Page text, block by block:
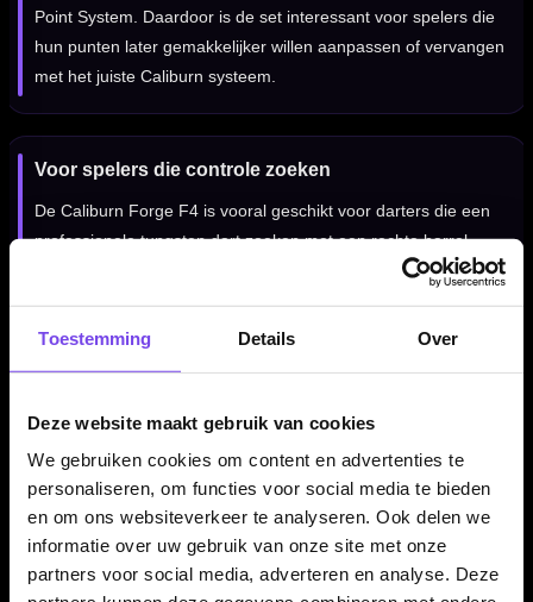
Toestemming Details Over
Deze website maakt gebruik van cookies
We gebruiken cookies om content en advertenties te
personaliseren, om functies voor social media te bieden
en om ons websiteverkeer te analyseren. Ook delen we
informatie over uw gebruik van onze site met onze
partners voor social media, adverteren en analyse. Deze
Point System. Daardoor is de set interessant voor spelers die
hun punten later gemakkelijker willen aanpassen of vervangen
met het juiste Caliburn systeem.
Voor spelers die controle zoeken
De Caliburn Forge F4 is vooral geschikt voor darters die een
professionele tungsten dart zoeken met een rechte barrel,
ringed grip en een gecontroleerd gevoel tijdens het gooien.
darts en bedoeld voor gebruik op een sisal dartbord. Door de
combinatie van 90% tungsten, ringed grip en het rechte
barrelprofiel is dit een set voor spelers die serieus met hun
materiaal bezig zijn.